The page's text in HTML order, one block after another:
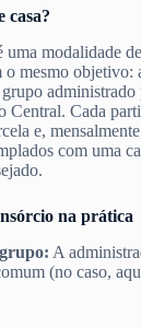
casa?
uma modalidade
o mesmo
administrado
Central. Cada
e,
com uma
na prática
A
(no caso,